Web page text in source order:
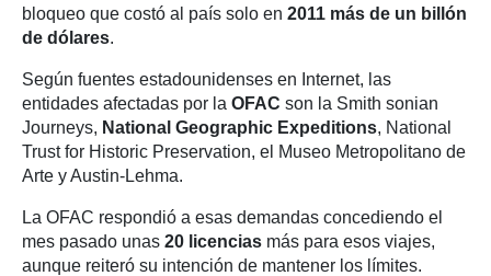
bloqueo que costó al país solo en 2011 más de un billón
de dólares.
Según fuentes estadounidenses en Internet, las
entidades afectadas por la OFAC son la Smith sonian
Journeys, National Geographic Expeditions, National
Trust for Historic Preservation, el Museo Metropolitano de
Arte y Austin-Lehma.
La OFAC respondió a esas demandas concediendo el
mes pasado unas 20 licencias más para esos viajes,
aunque reiteró su intención de mantener los límites.